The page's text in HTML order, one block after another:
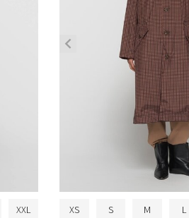
XXL XS S M L